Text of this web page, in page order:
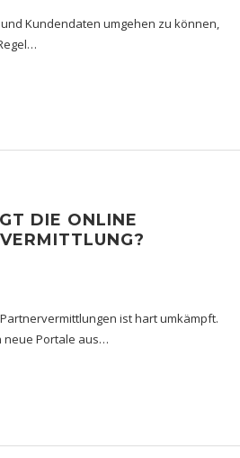
Kundendaten umgehen zu können,
DIE ONLINE
ist hart umkämpft.
neue Portale aus…